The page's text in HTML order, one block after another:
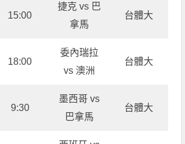
15:00
捷克 vs 巴
拿馬
台體大
18:00
委內瑞拉
vs 澳洲
台體大
9:30
墨西哥 vs
巴拿馬
台體大